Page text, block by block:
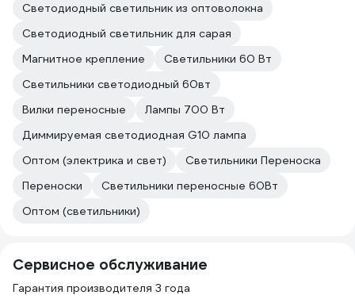
Светодиодный светильник из оптоволокна
Светодиодный светильник для сарая
Магнитное крепление
Светильники 60 Вт
Светильники светодиодный 60вт
Вилки переносные
Лампы 700 Вт
Диммируемая светодиодная G10 лампа
Оптом (электрика и свет)
Светильники Переноска
Переноски
Светильники переносные 60Вт
Оптом (светильники)
Сервисное обслуживание
Гарантия производителя 3 года